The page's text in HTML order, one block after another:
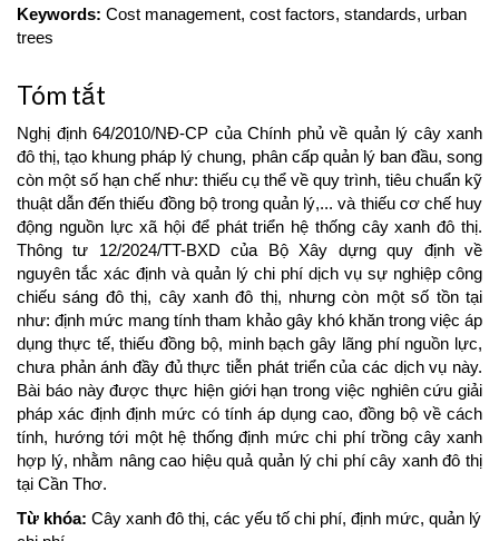
Keywords: Cost management, cost factors, standards, urban
trees
Tóm tắt
Nghị định 64/2010/NĐ-CP của Chính phủ về quản lý cây xanh
đô thị, tạo khung pháp lý chung, phân cấp quản lý ban đầu, song
còn một số hạn chế như: thiếu cụ thể về quy trình, tiêu chuẩn kỹ
thuật dẫn đến thiếu đồng bộ trong quản lý,... và thiếu cơ chế huy
động nguồn lực xã hội để phát triển hệ thống cây xanh đô thị.
Thông tư 12/2024/TT-BXD của Bộ Xây dựng quy định về
nguyên tắc xác định và quản lý chi phí dịch vụ sự nghiệp công
chiếu sáng đô thị, cây xanh đô thị, nhưng còn một số tồn tại
như: định mức mang tính tham khảo gây khó khăn trong việc áp
dụng thực tế, thiếu đồng bộ, minh bạch gây lãng phí nguồn lực,
chưa phản ánh đầy đủ thực tiễn phát triển của các dịch vụ này.
Bài báo này được thực hiện giới hạn trong việc nghiên cứu giải
pháp xác định định mức có tính áp dụng cao, đồng bộ về cách
tính, hướng tới một hệ thống định mức chi phí trồng cây xanh
hợp lý, nhằm nâng cao hiệu quả quản lý chi phí cây xanh đô thị
tại Cần Thơ.
Từ khóa: Cây xanh đô thị, các yếu tố chi phí, định mức, quản lý